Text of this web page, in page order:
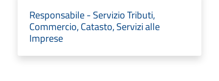
Responsabile - Servizio Tributi,
Commercio, Catasto, Servizi alle
Imprese